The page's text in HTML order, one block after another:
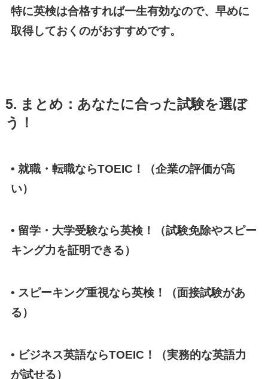
特に英検は合格すれば一生有効なので、早めに
取得しておくのがおすすめです。
5. まとめ：あなたに合った試験を選ぼ
う！
• 就職・転職ならTOEIC！（企業の評価が高
い）
• 留学・大学受験なら英検！（試験免除やスピー
キング力を証明できる）
• スピーキング重視なら英検！（面接試験があ
る）
• ビジネス英語ならTOEIC！（実務的な英語力
が試せる）